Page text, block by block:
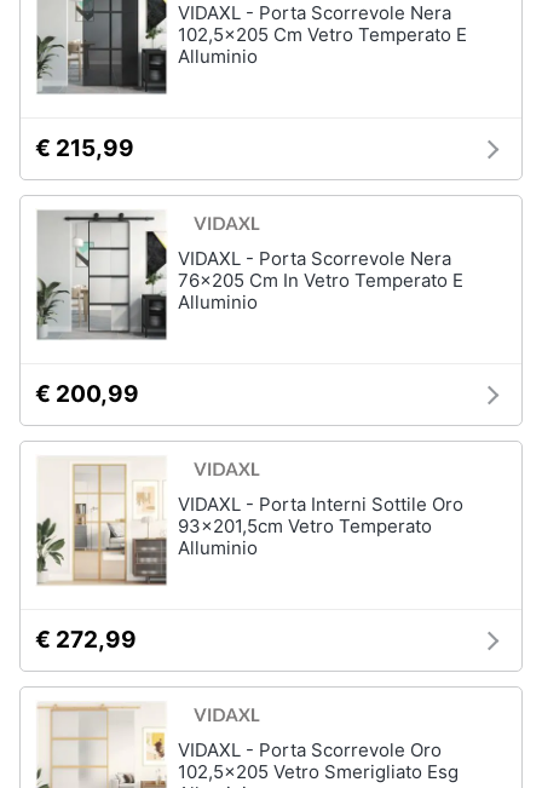
VIDAXL - Porta Scorrevole Nera
102,5x205 Cm Vetro Temperato E
Alluminio
€ 215,99
VIDAXL - Porta Scorrevole Nera
76x205 Cm In Vetro Temperato E
Alluminio
€ 200,99
VIDAXL - Porta Interni Sottile Oro
93x201,5cm Vetro Temperato
Alluminio
€ 272,99
VIDAXL - Porta Scorrevole Oro
102,5x205 Vetro Smerigliato Esg